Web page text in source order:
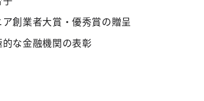
創業者大賞・優秀賞の贈呈
な金融機関の表彰